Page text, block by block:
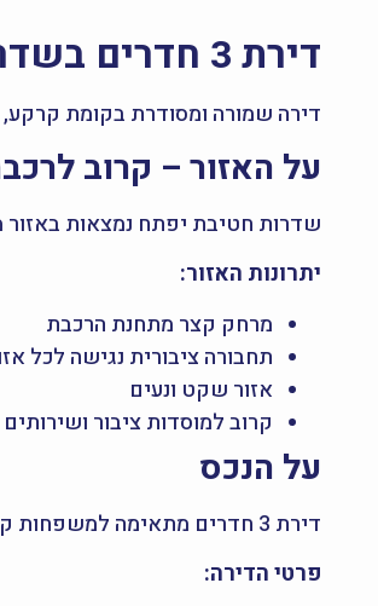
דירת 3 חדרים בשדרות חטיבת יפתח 3, לוד – להשכרה
דירה שמורה ומסודרת בקומת קרקע,
על האזור – קרוב
שדרות חטיבת יפתח נמצאות באזור
יתרונות האזור:
מרחק קצר מתחנת הרכבת
תחבורה ציבורית נגישה לכל
אזור שקט ונעים
קרוב למוסדות ציבור ושירותים
על הנכס
דירת 3 חדרים מתאימה למשפחות קטנות, יחידים או זוגות – במצב מצוין ובמחיר נגיש.
פרטי הדירה: